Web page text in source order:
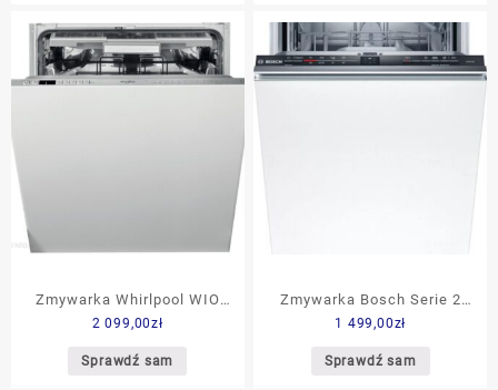
Zmywarka Whirlpool WIO
3T133 PLE
2 099,00zł
Sprawdź sam
Zmywarka Bosch Serie 2
SRV2IKX10E
1 499,00zł
Sprawdź sam